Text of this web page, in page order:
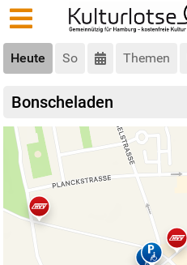
Heute So Themen
Bonscheladen